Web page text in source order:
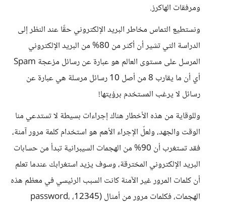
ومرفقات الهاكرز.
ونستطيع التماس مخاطر البريد الإلكتروني حقًا عند النظر إلى
الدراسة التي تشير أن أكثر من 80% من البريد الإلكتروني
المرسل على مستوى العالم هو عبارة عن رسائل مزعجة Spam
أي أن ما يقارب 8 من أصل 10 رسائل مرسلة هي عبارة عن
رسائل لا يرغب المستخدم برؤيتها!
وللوقاية من هذه الأخطار هناك إجراءات بسيطة لا تستدعي منا
الوقت والجهد، ولعلّ الإجراء الأهم هو استخدام كلمة مرور آمنة،
فقد تستغرب أن 90% من الهجمات السيبرانية تبدأ من حسابات
البريد الإلكتروني المخترقة، وسوف يزيد استغرابك عندما تعلم
أن كلمات المرور غير الآمنة كانت السبب الرئيسي في معظم هذه
الهجمات، فكلمات مرور من أمثال (12345، password،